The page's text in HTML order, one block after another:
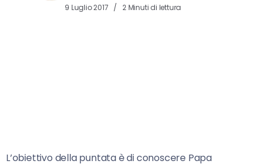
9 Luglio 2017 2 Minuti di lettura
L’obiettivo della puntata è di conoscere Papa